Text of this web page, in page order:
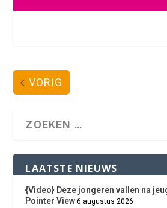
VORIG
LAATSTE NIEUWS
{Video} Deze jongeren vallen na
Pointer View 6 augustus 2026